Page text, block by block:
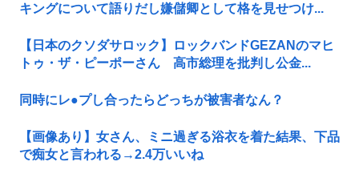
キングについて語りだし嫌儲卿として格を見せつけ...
【日本のクソダサロック】ロックバンドGEZANのマヒ
トゥ・ザ・ピーポーさん 高市総理を批判し公金...
同時にレ●プし合ったらどっちが被害者なん？
【画像あり】女さん、ミニ過ぎる浴衣を着た結果、下品
で痴女と言われる→2.4万いいね